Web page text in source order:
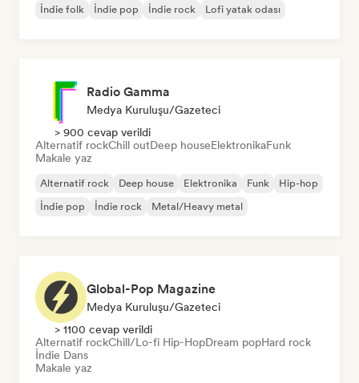
İndie folk
İndie pop İndie rock Lofi yatak odası
Radio Gamma
Medya Kuruluşu/Gazeteci
> 900 cevap verildi
Alternatif rockChill outDeep houseElektronikaFunk
Makale yaz
Alternatif rock Deep house Elektronika Funk
Hip-hop
İndie pop
İndie rock Metal/Heavy metal
Global-Pop Magazine
Medya Kuruluşu/Gazeteci
> 1100 cevap verildi
Alternatif rockChill/Lo-fi Hip-HopDream popHard rock
İndie Dans
Makale yaz